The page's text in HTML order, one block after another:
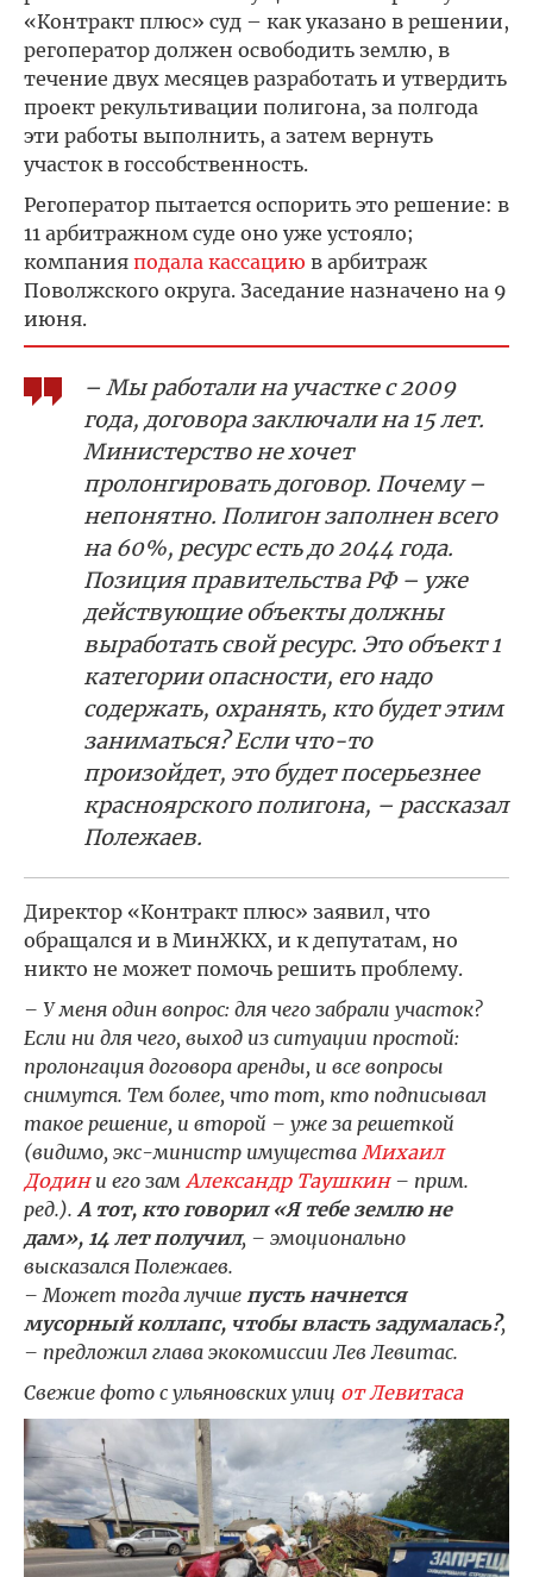
«Контракт плюс» суд – как указано в решении,
регоператор должен освободить землю, в
течение двух месяцев разработать и утвердить
проект рекультивации полигона, за полгода
эти работы выполнить, а затем вернуть
участок в госсобственность.
Регоператор пытается оспорить это решение: в
11 арбитражном суде оно уже устояло;
компания подала кассацию в арбитраж
Поволжского округа. Заседание назначено на 9
июня.
– Мы работали на участке с 2009
года, договора заключали на 15 лет.
Министерство не хочет
пролонгировать договор. Почему –
непонятно. Полигон заполнен всего
на 60%, ресурс есть до 2044 года.
Позиция правительства РФ – уже
действующие объекты должны
выработать свой ресурс. Это объект 1
категории опасности, его надо
содержать, охранять, кто будет этим
заниматься? Если что-то
произойдет, это будет посерьезнее
красноярского полигона, – рассказал
Полежаев.
Директор «Контракт плюс» заявил, что
обращался и в МинЖКХ, и к депутатам, но
никто не может помочь решить проблему.
– У меня один вопрос: для чего забрали участок?
Если ни для чего, выход из ситуации простой:
пролонгация договора аренды, и все вопросы
снимутся. Тем более, что тот, кто подписывал
такое решение, и второй – уже за решеткой
(видимо, экс-министр имущества Михаил
Додини его зам Александр Таушкин– прим.
ред.). А тот, кто говорил «Я тебе землю не
дам», 14 лет получил, – эмоционально
высказался Полежаев.
– Может тогда лучше пусть начнется
мусорный коллапс, чтобы власть задумалась?,
– предложил глава экокомиссии Лев Левитас.
Свежие фото с ульяновских улиц от Левитаса